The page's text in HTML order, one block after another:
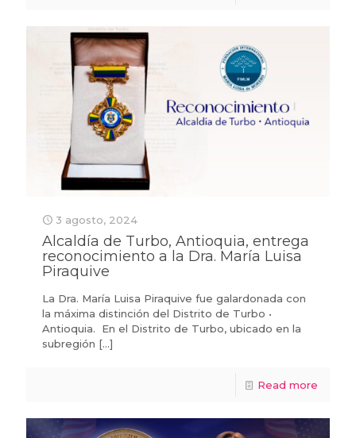
3 agosto, 2024
Alcaldía de Turbo, Antioquia, entrega
reconocimiento a la Dra. María Luisa
Piraquive
La Dra. María Luisa Piraquive fue galardonada con
la máxima distinción del Distrito de Turbo •
Antioquia. En el Distrito de Turbo, ubicado en la
subregión […]
Read more